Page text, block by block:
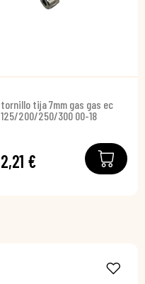
tornillo tija 7mm gas gas ec
125/200/250/300 00-18
2,21 €